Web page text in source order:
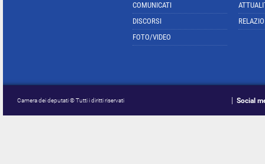
COMUNICATI
DISCORSI
FOTO/VIDEO
Camera dei deputati © Tutti i diritti riservati Social